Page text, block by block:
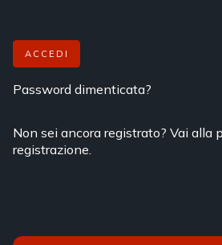
ACCEDI
Password dimenticata?
Non sei ancora registrato? Vai alla
registrazione.